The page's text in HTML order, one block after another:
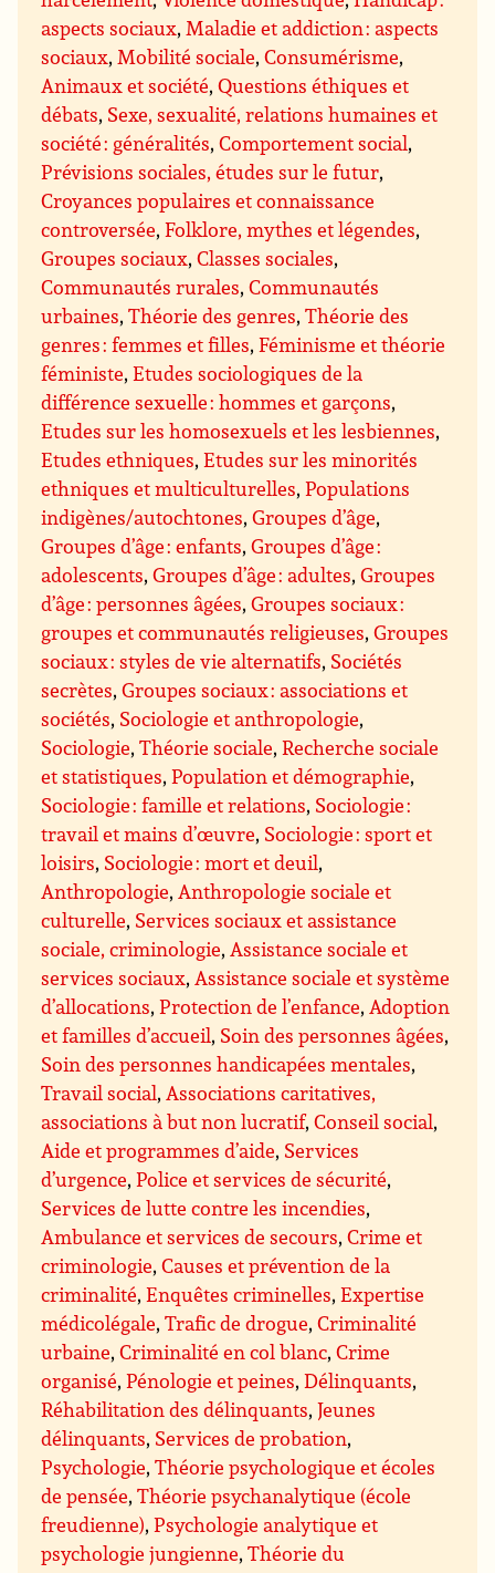
aspects sociaux,Maladie et addiction : aspects
sociaux,Mobilité sociale,Consumérisme,
Animaux et société,Questions éthiques et
débats, Sexe, sexualité, relations humaines et
société : généralités,Comportement social,
Prévisions sociales, études sur le futur,
Croyances populaires et connaissance
controversée,Folklore, mythes et légendes,
Groupes sociaux,Classes sociales,
Communautés rurales,Communautés
urbaines,Théorie des genres,Théorie des
genres : femmes et filles,Féminisme et théorie
féministe,Etudes sociologiques de la
différence sexuelle : hommes et garçons,
Etudes sur les homosexuels et les lesbiennes,
Etudes ethniques,Etudes sur les minorités
ethniques et multiculturelles,Populations
indigènes/autochtones,Groupes d’âge,
Groupes d’âge : enfants,Groupes d’âge :
adolescents,Groupes d’âge : adultes,Groupes
d’âge : personnes âgées,Groupes sociaux :
groupes et communautés religieuses,Groupes
sociaux : styles de vie alternatifs, Sociétés
secrètes,Groupes sociaux : associations et
sociétés, Sociologie et anthropologie,
Sociologie,Théorie sociale,Recherche sociale
et statistiques,Population et démographie,
Sociologie : famille et relations, Sociologie :
travail et mains d’œuvre, Sociologie : sport et
loisirs, Sociologie : mort et deuil,
Anthropologie,Anthropologie sociale et
culturelle, Services sociaux et assistance
sociale, criminologie,Assistance sociale et
services sociaux,Assistance sociale et système
d’allocations,Protection de l’enfance,Adoption
et familles d’accueil, Soin des personnes âgées,
Soin des personnes handicapées mentales,
Travail social,Associations caritatives,
associations à but non lucratif,Conseil social,
Aide et programmes d’aide, Services
d’urgence,Police et services de sécurité,
Services de lutte contre les incendies,
Ambulance et services de secours,Crime et
criminologie,Causes et prévention de la
criminalité,Enquêtes criminelles,Expertise
médicolégale,Trafic de drogue,Criminalité
urbaine,Criminalité en col blanc,Crime
organisé,Pénologie et peines,Délinquants,
Réhabilitation des délinquants,Jeunes
délinquants, Services de probation,
Psychologie,Théorie psychologique et écoles
de pensée,Théorie psychanalytique (école
freudienne),Psychologie analytique et
psychologie jungienne,Théorie du